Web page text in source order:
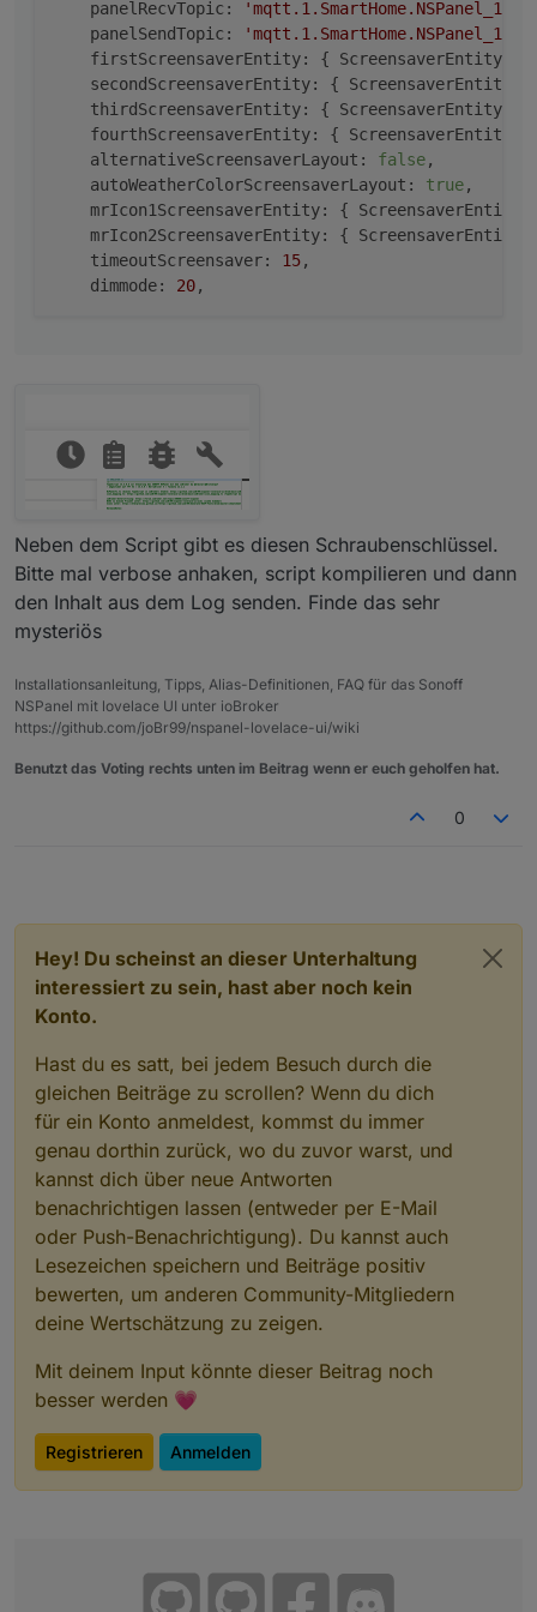
panelRecvTopic:
panelSendTopic:
firstScreensaverEntity:
{ ScreensaverEntity:
secondScreensaverEntity:
{ ScreensaverEntity:
thirdScreensaverEntity:
{ ScreensaverEntity:
fourthScreensaverEntity:
{ ScreensaverEntity:
alternativeScreensaverLayout:
false,
autoWeatherColorScreensaverLayout:
true,
mrIcon1ScreensaverEntity:
{ ScreensaverEntity:
mrIcon2ScreensaverEntity:
{ ScreensaverEntity:
timeoutScreensaver:
15,
dimmode:
20
Neben dem Script gibt es diesen Schraubenschlüssel.
Bitte mal verbose anhaken, script kompilieren und dann
den Inhalt aus dem Log senden. Finde das sehr
mysteriös
Installationsanleitung, Tipps, Alias-Definitionen, FAQ für das Sonoff
NSPanel mit lovelace UI unter ioBroker
https://github.com/joBr99/nspanel-lovelace-ui/wiki
Benutzt das Voting rechts unten im Beitrag wenn er euch geholfen hat.
0
Hey! Du scheinst an dieser Unterhaltung
interessiert zu sein, hast aber noch kein
Konto.
Hast du es satt, bei jedem Besuch durch die
gleichen Beiträge zu scrollen? Wenn du dich
für ein Konto anmeldest, kommst du immer
genau dorthin zurück, wo du zuvor warst, und
kannst dich über neue Antworten
benachrichtigen lassen (entweder per E-Mail
oder Push-Benachrichtigung). Du kannst auch
Lesezeichen speichern und Beiträge positiv
bewerten, um anderen Community-Mitgliedern
deine Wertschätzung zu zeigen.
Mit deinem Input könnte dieser Beitrag noch
besser werden 💗
Registrieren Anmelden